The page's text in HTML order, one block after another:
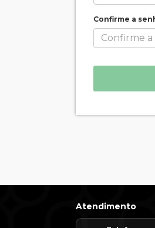
Confirme a
Atendimento